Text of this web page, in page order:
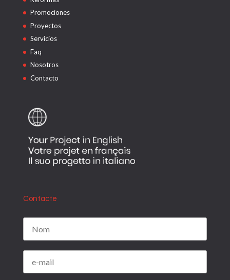
Promociones
Proyectos
Servicios
Faq
Nosotros
Contacto
Contacte